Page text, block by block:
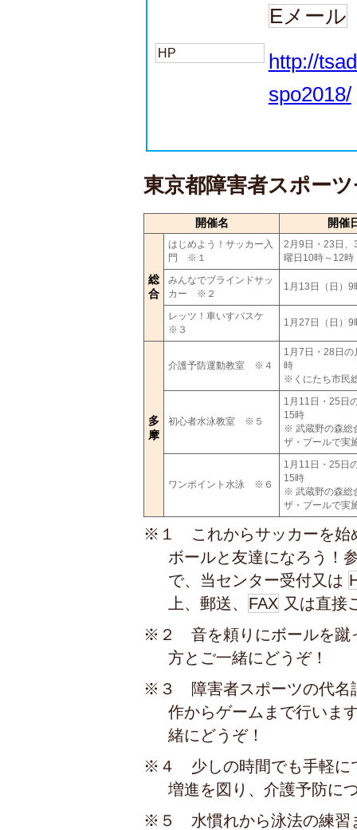
Eメール
HP
http://
spo2018/
東京都障害者スポー
開催名 開催
総
合
はじめよう！サッカー入
門 ※１
2月9日・23日
曜日10時～12時
みんなでブラインドサッ
カー ※２
1月13日（日）9
レッツ！車いすバスケ
※３
1月27日（日）9
多
摩
介護予防運動教室 ※４
1月7日・28日
時
※くにたち市民
初心者水泳教室 ※５
1月11日・25日
15時
※ 武蔵野の森総
ザ・プールで実
ワンポイント水泳 ※６
1月11日・25日
15時
※ 武蔵野の森総
ザ・プールで実
※１ これからサッカーを始
ボールと友達になろう！
で、当センター受付又は
上、郵送、
FAX 又は直接
※２ 音を頼りにボールを蹴
方とご一緒にどうぞ！
※３ 障害者スポーツの代名
作からゲームまで行いま
緒にどうぞ！
※４ 少しの時間でも手軽に
増進を図り、介護予防に
※５ 水慣れから泳法の練習